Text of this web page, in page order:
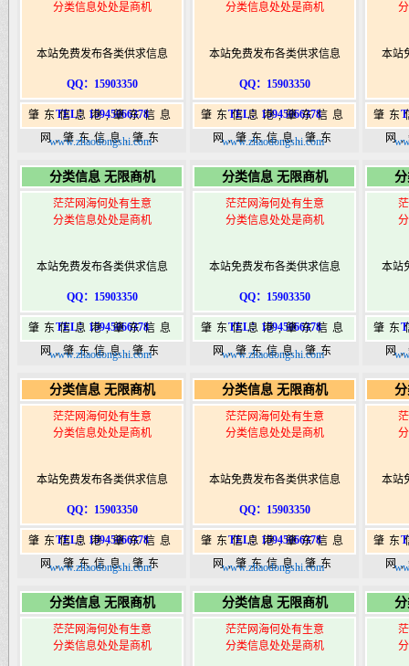
分类信息处处是商机
本站免费发布各类供求信息
QQ：15903350
TEL：15945066378
肇东信息港,肇东信息
网,肇东信息,肇东
港|www.zhaodongshi.com
www.zhaodongshi.com
分类信息处处是商机
本站免费发布各类供求信息
QQ：15903350
TEL：15945066378
肇东信息港,肇东信息
网,肇东信息,肇东
港|www.zhaodongshi.com
www.zhaodongshi.com
本站
肇东
网
港
分类信息 无限商机
茫茫网海何处有生意
分类信息处处是商机
本站免费发布各类供求信息
QQ：15903350
TEL：15945066378
肇东信息港,肇东信息
网,肇东信息,肇东
港|www.zhaodongshi.com
www.zhaodongshi.com
分类信息 无限商机
茫茫网海何处有生意
分类信息处处是商机
本站免费发布各类供求信息
QQ：15903350
TEL：15945066378
肇东信息港,肇东信息
网,肇东信息,肇东
港|www.zhaodongshi.com
www.zhaodongshi.com
本站
肇东
网
港
分类信息 无限商机
茫茫网海何处有生意
分类信息处处是商机
本站免费发布各类供求信息
QQ：15903350
TEL：15945066378
肇东信息港,肇东信息
网,肇东信息,肇东
港|www.zhaodongshi.com
www.zhaodongshi.com
分类信息 无限商机
茫茫网海何处有生意
分类信息处处是商机
本站免费发布各类供求信息
QQ：15903350
TEL：15945066378
肇东信息港,肇东信息
网,肇东信息,肇东
港|www.zhaodongshi.com
www.zhaodongshi.com
本站
肇东
网
港
分类信息 无限商机
茫茫网海何处有生意
分类信息处处是商机
分类信息 无限商机
茫茫网海何处有生意
分类信息处处是商机